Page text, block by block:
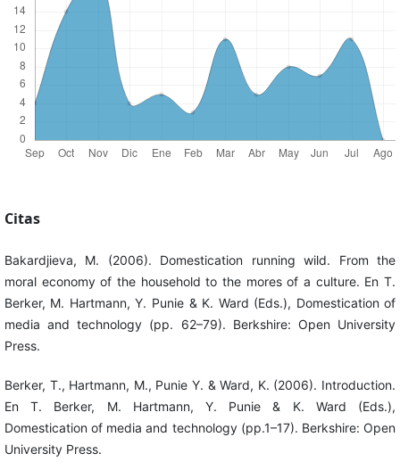
Citas
Bakardjieva, M. (2006). Domestication running wild. From the
moral economy of the household to the mores of a culture. En T.
Berker, M. Hartmann, Y. Punie & K. Ward (Eds.), Domestication of
media and technology (pp. 62–79). Berkshire: Open University
Press.
Berker, T., Hartmann, M., Punie Y. & Ward, K. (2006). Introduction.
En T. Berker, M. Hartmann, Y. Punie & K. Ward (Eds.),
Domestication of media and technology (pp.1–17). Berkshire: Open
University Press.